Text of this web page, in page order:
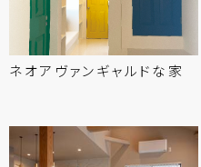
ネオアヴァンギャルドな 家